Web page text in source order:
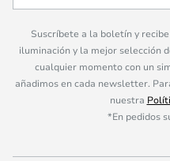
Suscríbete a la boletín y
iluminación y la mejor selección
cualquier momento con un
añadimos en cada newsletter.
nuestra
*En pedidos